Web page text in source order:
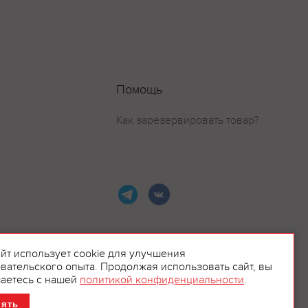
Помощь
Как зарезервировать товар?
использует cookie для улучшения
опыта. Продолжая использовать сайт, вы
с нашей политикой конфиденциальности.